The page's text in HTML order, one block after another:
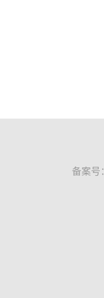
备案号：